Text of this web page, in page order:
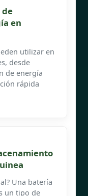
de
en
utilizar en
desde
de energía
rápida
Una batería
un tipo de